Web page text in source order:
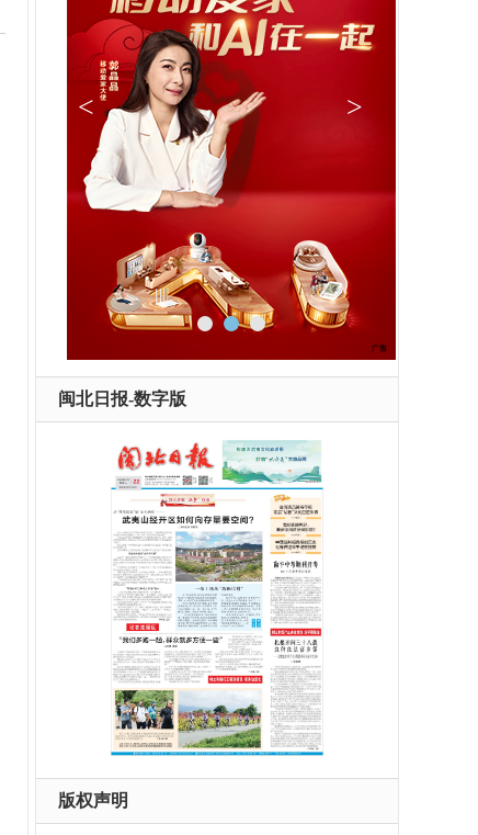
闽北日报-数字版
版权声明